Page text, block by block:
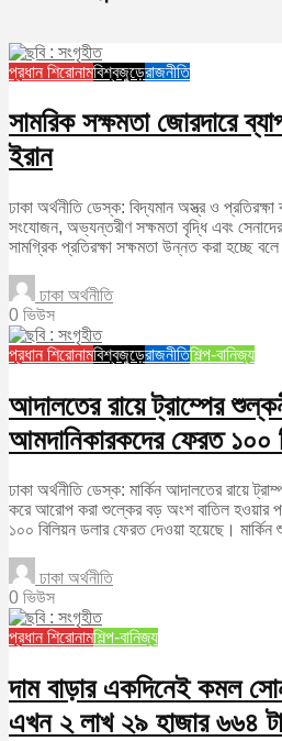
প্রধান শিরোনামবিশ্বজুড়েরাজনীতি
সামরিক সক্ষমতা জোরদারে
ইরান
ঢাকা অর্থনীতি ডেস্ক: বিদ্যমান অস্ত্র ও
সংযোজন, অভ্যন্তরীণ সক্ষমতা বৃদ্ধি এবং
সামগ্রিক প্রতিরক্ষা সক্ষমতা উন্নত করা হচ্ছে
ঢাকা অর্থনীতি
0 ভিউস
প্রধান শিরোনামবিশ্বজুড়েরাজনীতিশিল্প-বানিজ্য
আদালতের রায়ে ট্রাম্পের
আমদানিকারকদের ফেরত ১০০
ঢাকা অর্থনীতি ডেস্ক: মার্কিন আদালতের রায়ে
করে আরোপ করা শুল্কের বড় অংশ বাতিল হওয়ার
১০০ বিলিয়ন ডলার ফেরত দেওয়া হয়েছে।
ঢাকা অর্থনীতি
0 ভিউস
প্রধান শিরোনামশিল্প-বানিজ্য
দাম বাড়ার একদিনেই কমল
এখন ২ লাখ ২৯ হাজার ৬৬৪